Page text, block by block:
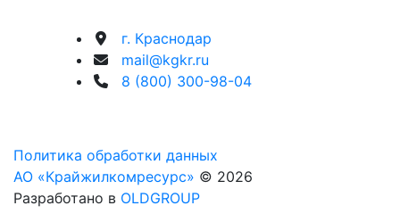
г. Краснодар
mail@kgkr.ru
8 (800) 300-98-04
Политика обработки данных
АО «Крайжилкомресурс» © 2026
Разработано в OLDGROUP